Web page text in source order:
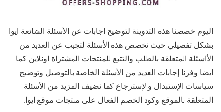
اليوم خصصنا هذه التدوينة لتوضيح اجابات عن الأسئلة الشائعة ايوا
بشكل تفصيلي حيث نخصص هذه الأسئلة لتجيب عن العديد من
الأاسئلة المتعلقة بالطلب والتتبع للمنتجات المشتراة اونلاين كما
ايضا وفرنا إجابات العديد من الأسئلة الخاصة بالتوصيل وتوضيح
سياسات الإستبدال والإسترجاع كما نضيف المزيد من الأسئلة
المتعلقة بالموقع وكود الخصم الفعال على منتجات موقع ايوا.